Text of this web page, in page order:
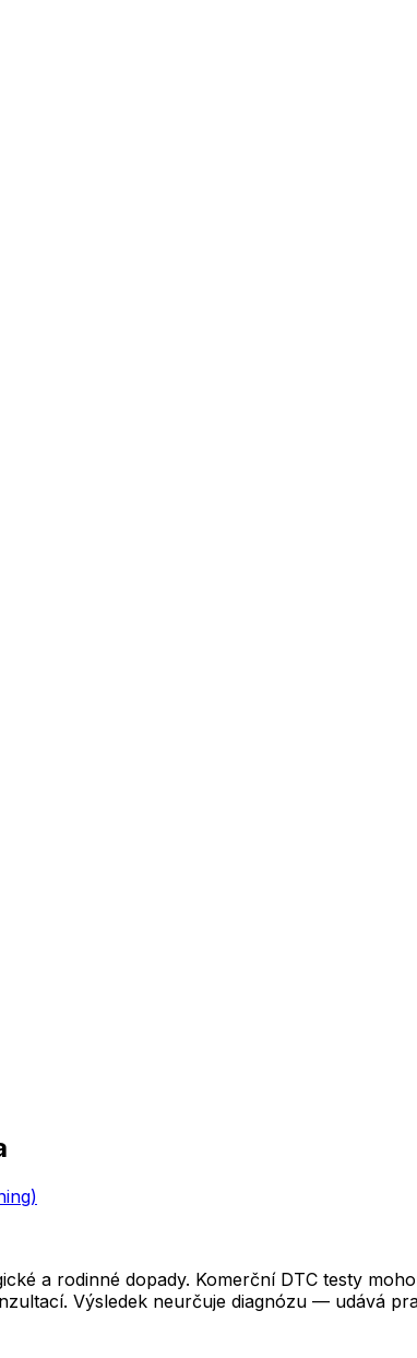
a rodinné dopady. Komerční DTC testy
Výsledek neurčuje diagnózu — udává